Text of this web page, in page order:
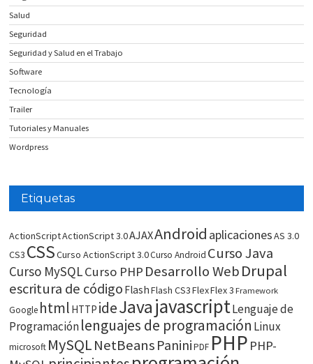
Salud
Seguridad
Seguridad y Salud en el Trabajo
Software
Tecnología
Trailer
Tutoriales y Manuales
Wordpress
Etiquetas
ActionScriptActionScript 3.0AJAXAndroid aplicacionesAS 3.0
CS3 CSSCurso ActionScript 3.0Curso Android Curso Java
Curso MySQLCurso PHP Desarrollo WebDrupal
escritura de código FlashFlash CS3FlexFlex 3 Framework
Google html HTTP ideJavajavascriptLenguaje de
Programaciónlenguajes de programación Linux
microsoft MySQLNetBeans Panini PDF PHP PHP-